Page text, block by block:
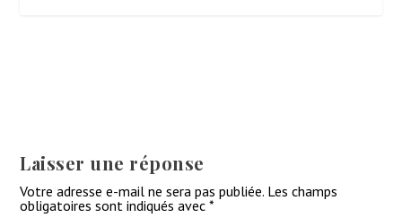
Laisser une réponse
Votre adresse e-mail ne sera pas publiée. Les champs
obligatoires sont indiqués avec*